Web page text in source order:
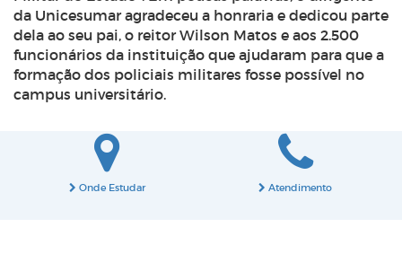
da Unicesumar agradeceu a honraria e dedicou parte
dela ao seu pai, o reitor Wilson Matos e aos 2.500
funcionários da instituição que ajudaram para que a
formação dos policiais militares fosse possível no
campus universitário.
Onde Estudar Atendimento